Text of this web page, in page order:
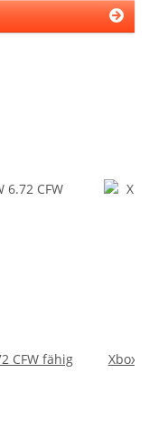
CFW fähig
Xbox